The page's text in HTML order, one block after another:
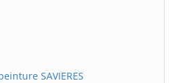
SAVIERES